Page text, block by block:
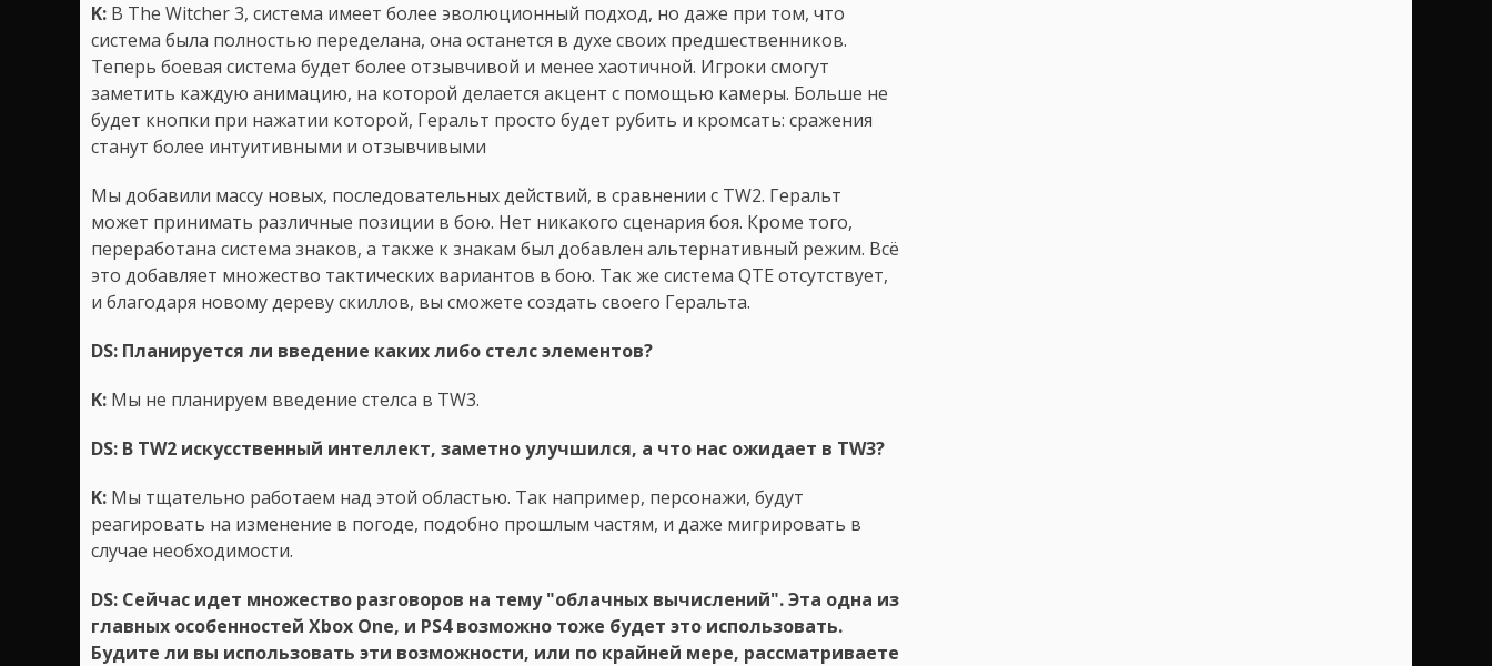
K: В The Witcher 3, система имеет более эволюционный подход, но даже при том, что
система была полностью переделана, она останется в духе своих предшественников.
Теперь боевая система будет более отзывчивой и менее хаотичной. Игроки смогут
заметить каждую анимацию, на которой делается акцент с помощью камеры. Больше не
будет кнопки при нажатии которой, Геральт просто будет рубить и кромсать: сражения
станут более интуитивными и отзывчивыми
Mы добавили массу новых, последовательных действий, в сравнении с TW2. Геральт
может принимать различные позиции в бою. Нет никакого сценария боя. Кроме того,
переработана система знаков, а также к знакам был добавлен альтернативный режим. Всё
это добавляет множество тактических вариантов в бою. Так же система QTE отсутствует,
и благодаря новому дереву скиллов, вы сможете создать своего Геральта.
DS: Планируется ли введение каких либо стелс элементов?
K: Мы не планируем введение стелса в TW3.
DS: В TW2 искусственный интеллект, заметно улучшился, а что нас ожидает в TW3?
K: Мы тщательно работаем над этой областью. Так например, персонажи, будут
реагировать на изменение в погоде, подобно прошлым частям, и даже мигрировать в
случае необходимости.
DS: Сейчас идет множество разговоров на тему "облачных вычислений". Эта одна из
главных особенностей Xbox One, и PS4 возможно тоже будет это использовать.
Будите ли вы использовать эти возможности, или по крайней мере, рассматриваете